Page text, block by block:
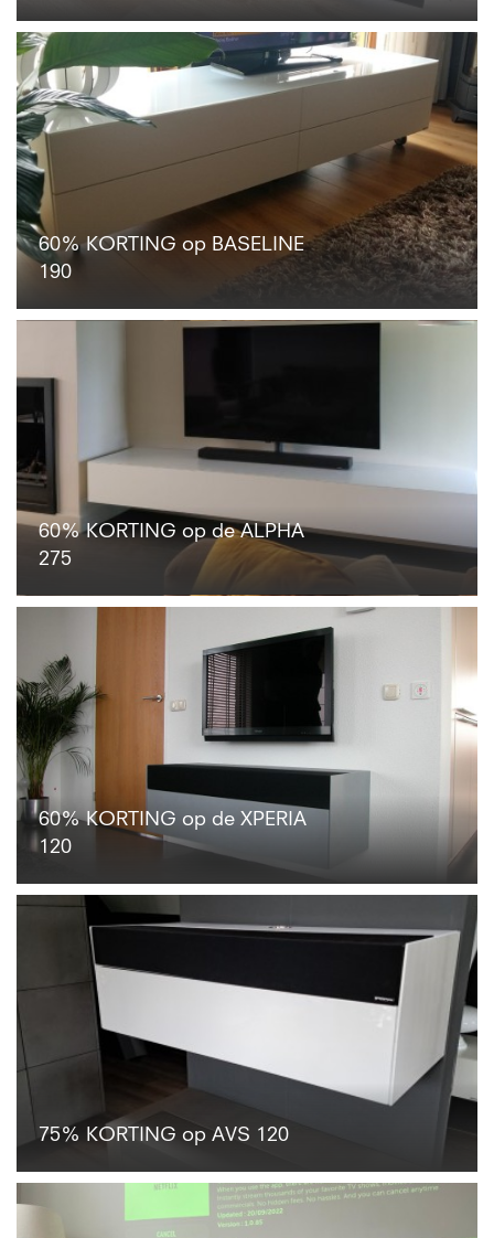
60% KORTING op BASELINE
190
60% KORTING op de ALPHA
275
60% KORTING op de XPERIA
120
75% KORTING op AVS 120